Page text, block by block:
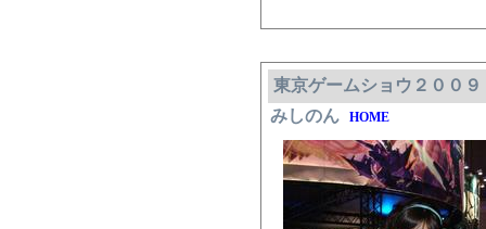
東京ゲームショウ２００９
みしのん
HOME